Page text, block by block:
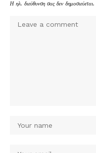
Η ηλ. διεύθυνση σας δεν δημοσιεύεται.